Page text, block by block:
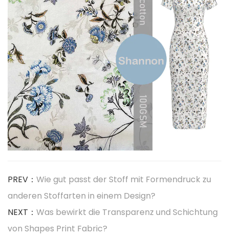
PREV： Wie gut passt der Stoff mit Formendruck zu
anderen Stoffarten in einem Design?
NEXT： Was bewirkt die Transparenz und Schichtung
von Shapes Print Fabric?